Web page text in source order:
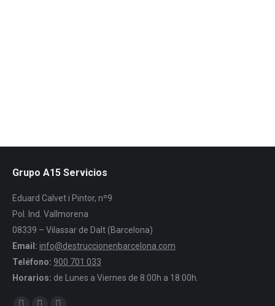
Grupo A15 Servicios
Eduard Calvet i Pintor, nº9
Pol. Ind. Vallmorena
08339 – Vilassar de Dalt (Barcelona)
Email: info@destruccionenbarcelona.com
Teléfono: 900 701 033
Horarios: de Lunes a Viernes de 8:00h a 18:00h.
Encuéntranos en: